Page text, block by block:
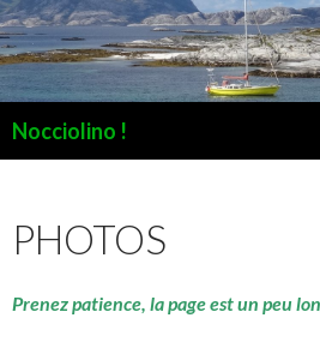
Nocciolino !
PHOTOS
Prenez patience, la page est un peu